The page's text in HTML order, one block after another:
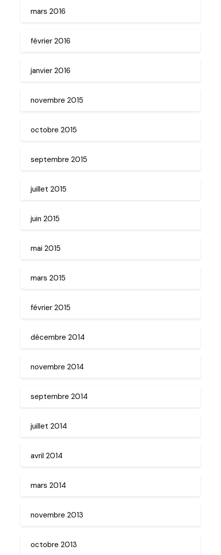
mars 2016
février 2016
janvier 2016
novembre 2015
octobre 2015
septembre 2015
juillet 2015
juin 2015
mai 2015
mars 2015
février 2015
décembre 2014
novembre 2014
septembre 2014
juillet 2014
avril 2014
mars 2014
novembre 2013
octobre 2013